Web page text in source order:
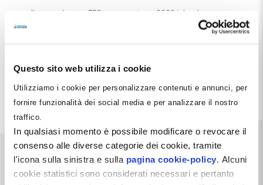
Questo sito web utilizza i cookie
Utilizziamo i cookie per personalizzare contenuti e annunci, per
fornire funzionalità dei social media e per analizzare il nostro
traffico.
In qualsiasi momento è possibile modificare o revocare il
consenso alle diverse categorie dei cookie, tramite
l'icona sulla sinistra e sulla pagina cookie-policy . Alcuni
cookie statistici sono considerati necessari e pertanto
Il nuovo bonus ZES occupazione 2026 introduce un
esonero contributivo fino a 650 euro al mese per
assunzioni a tempo indeterminato nelle Regioni del
odontoiatriche del Sud Italia.